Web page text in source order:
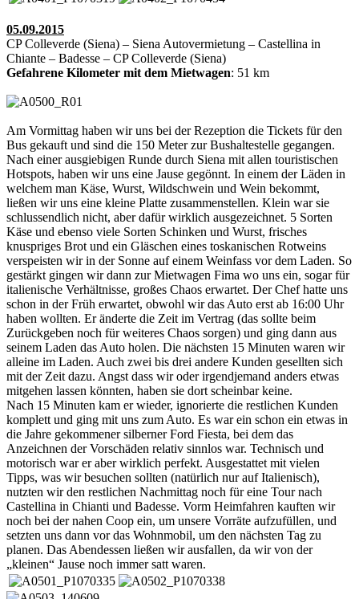
05.09.2015
CP Colleverde (Siena) – Siena Autovermietung – Castellina in
Chiante – Badesse – CP Colleverde (Siena)
Gefahrene Kilometer mit dem Mietwagen: 51 km
Am Vormittag haben wir uns bei der Rezeption die Tickets für den
Bus gekauft und sind die 150 Meter zur Bushaltestelle gegangen.
Nach einer ausgiebigen Runde durch Siena mit allen touristischen
Hotspots, haben wir uns eine Jause gegönnt. In einem der Läden in
welchem man Käse, Wurst, Wildschwein und Wein bekommt,
ließen wir uns eine kleine Platte zusammenstellen. Klein war sie
schlussendlich nicht, aber dafür wirklich ausgezeichnet. 5 Sorten
Käse und ebenso viele Sorten Schinken und Wurst, frisches
knuspriges Brot und ein Gläschen eines toskanischen Rotweins
verspeisten wir in der Sonne auf einem Weinfass vor dem Laden. So
gestärkt gingen wir dann zur Mietwagen Fima wo uns ein, sogar für
italienische Verhältnisse, großes Chaos erwartet. Der Chef hatte uns
schon in der Früh erwartet, obwohl wir das Auto erst ab 16:00 Uhr
haben wollten. Er änderte die Zeit im Vertrag (das sollte beim
Zurückgeben noch für weiteres Chaos sorgen) und ging dann aus
seinem Laden das Auto holen. Die nächsten 15 Minuten waren wir
alleine im Laden. Auch zwei bis drei andere Kunden gesellten sich
mit der Zeit dazu. Angst dass wir oder irgendjemand anders etwas
mitgehen lassen könnten, haben sie dort scheinbar keine.
Nach 15 Minuten kam er wieder, ignorierte die restlichen Kunden
komplett und ging mit uns zum Auto. Es war ein schon ein etwas in
die Jahre gekommener silberner Ford Fiesta, bei dem das
Anzeichnen der Vorschäden relativ sinnlos war. Technisch und
motorisch war er aber wirklich perfekt. Ausgestattet mit vielen
Tipps, was wir besuchen sollten (natürlich nur auf Italienisch),
nutzten wir den restlichen Nachmittag noch für eine Tour nach
Castellina in Chianti und Badesse. Vorm Heimfahren kauften wir
noch bei der nahen Coop ein, um unsere Vorräte aufzufüllen, und
setzten uns dann vor das Wohnmobil, um den nächsten Tag zu
planen. Das Abendessen ließen wir ausfallen, da wir von der
„kleinen“ Jause noch immer satt waren.